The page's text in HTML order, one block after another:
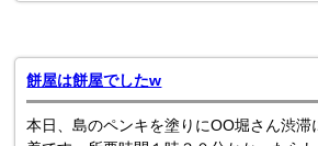
餅屋は餅屋でしたw
本日、島のペンキを塗りにOO堀さん渋滞